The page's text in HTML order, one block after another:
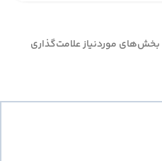
بخش‌های موردنیاز علامت‌گذاری